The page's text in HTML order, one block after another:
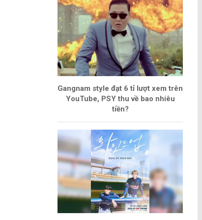
Gangnam style đạt 6 tỉ lượt xem trên
YouTube, PSY thu về bao nhiêu
tiền?